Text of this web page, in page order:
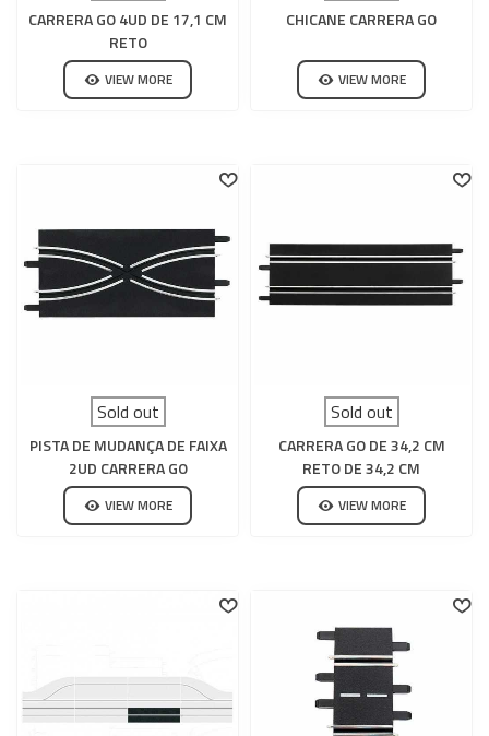
CARRERA GO 4UD DE 17,1 CM
RETO
VIEW MORE
CHICANE CARRERA GO
VIEW MORE
Sold out
PISTA DE MUDANÇA DE FAIXA
2UD CARRERA GO
VIEW MORE
Sold out
CARRERA GO DE 34,2 CM
RETO DE 34,2 CM
VIEW MORE